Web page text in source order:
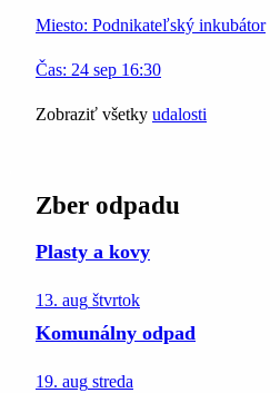
Miesto: Podnikateľský inkubátor
Čas: 24 sep 16:30
Zobraziť všetky udalosti
Zber odpadu
Plasty a kovy
13. aug štvrtok
Komunálny odpad
19. aug streda